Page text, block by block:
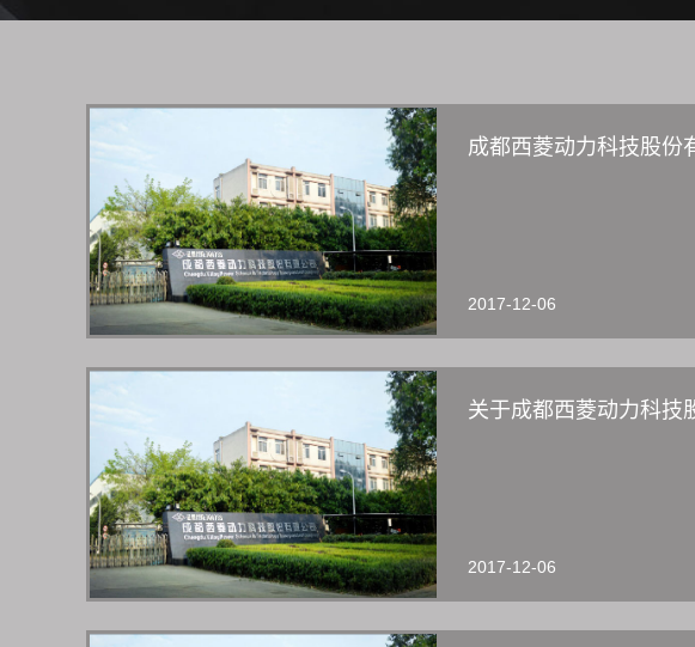
成都西菱动力科技股份
2017-12-06
关于成都西菱动力科技
2017-12-06